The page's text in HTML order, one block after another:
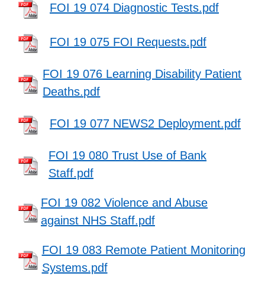
FOI 19 074 Diagnostic Tests.pdf
FOI 19 075 FOI Requests.pdf
FOI 19 076 Learning Disability Patient
Deaths.pdf
FOI 19 077 NEWS2 Deployment.pdf
FOI 19 080 Trust Use of Bank
Staff.pdf
FOI 19 082 Violence and Abuse
against NHS Staff.pdf
FOI 19 083 Remote Patient Monitoring
Systems.pdf